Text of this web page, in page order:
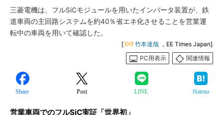
三菱電機は、フルSiCモジュールを用いたインバータ装置が、鉄
道車両の主回路システムを約40％省エネ化させることを営業運
転中の車両を用いて確認した。
[ 竹本達哉 ，EE Times Japan]
PC用表示
関連情報
Share Post LINE Hatena
営業車両でのフルSiC実証「世界初」